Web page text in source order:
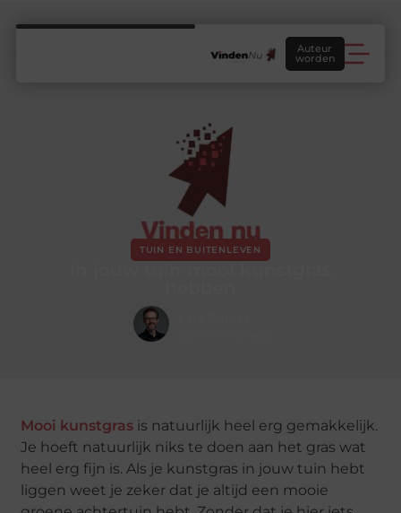
Auteur
worden
TUIN EN BUITENLEVEN
Mooi kunstgras is natuurlijk heel erg gemakkelijk.
Je hoeft natuurlijk niks te doen aan het gras wat
heel erg fijn is. Als je kunstgras in jouw tuin hebt
liggen weet je zeker dat je altijd een mooie